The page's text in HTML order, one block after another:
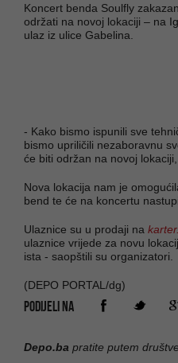
Koncert benda Soulfly
održati na novoj lokaciji – na
ulaz iz ulice Gabelina.
- Kako bismo ispunili sve
bismo upriličili nezaboravnu
će biti održan na novoj
Nova lokacija nam je
bend te će na koncertu
Ulaznice su u prodaji na
ulaznice vrijede za novu
ista - saopštili su organizatori.
(DEPO PORTAL/dg)
PODIJELI NA
Depo.ba pratite putem